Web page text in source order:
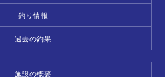
釣り情報
過去の釣果
施設の概要